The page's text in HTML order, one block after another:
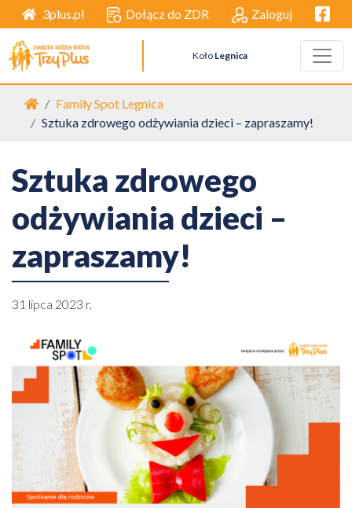
3plus.pl Dołącz do ZDR Zaloguj
Koło Legnica
Strona główna
Family Spot Legnica
Sztuka zdrowego odżywiania dzieci – zapraszamy!
Sztuka zdrowego
odżywiania dzieci –
zapraszamy!
31 lipca 2023 r.